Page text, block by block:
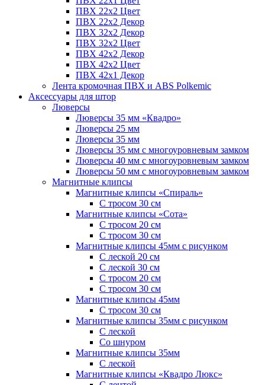
ПВХ 22x2 Цвет
ПВХ 22x2 Декор
ПВХ 32x2 Декор
ПВХ 32x2 Цвет
ПВХ 42x2 Декор
ПВХ 42x2 Цвет
ПВХ 42x1 Декор
Лента кромочная ПВХ и ABS Polkemic
Аксессуары для штор
Люверсы
Люверсы 35 мм «Квадро»
Люверсы 25 мм
Люверсы 35 мм
Люверсы 35 мм с многоуровневым замком
Люверсы 40 мм с многоуровневым замком
Люверсы 50 мм с многоуровневым замком
Магнитные клипсы
Магнитные клипсы «Спираль»
С тросом 30 см
Магнитные клипсы «Сота»
С тросом 20 см
С тросом 30 см
Магнитные клипсы 45мм с рисунком
С леской 20 см
С леской 30 см
С тросом 20 см
С тросом 30 см
Магнитные клипсы 45мм
С тросом 30 см
Магнитные клипсы 35мм с рисунком
С леской
Со шнуром
Магнитные клипсы 35мм
С леской
Магнитные клипсы «Квадро Люкс»